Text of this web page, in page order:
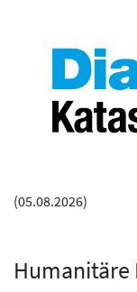
(05.08.2026)
Humanitäre